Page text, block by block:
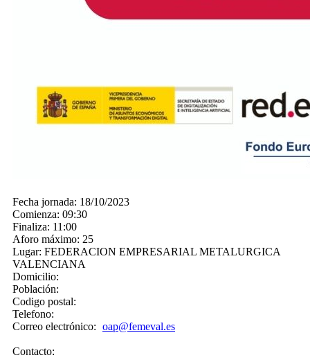
Fecha jornada: 18/10/2023
Comienza: 09:30
Finaliza: 11:00
Aforo máximo: 25
Lugar: FEDERACION EMPRESARIAL METALURGICA
VALENCIANA
Domicilio:
Población:
Codigo postal:
Telefono:
Correo electrónico: oap@femeval.es
Contacto: